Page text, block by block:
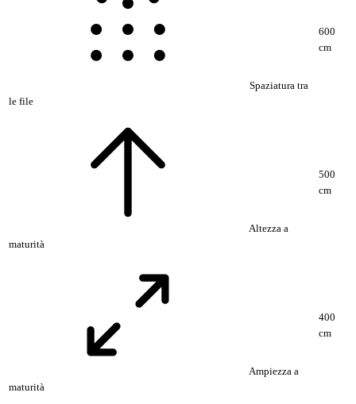
Spaziatura tra
le file
600
cm
Altezza a
maturità
500
cm
Ampiezza a
maturità
400
cm